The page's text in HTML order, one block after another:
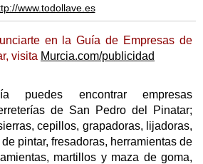
www.todollave.es
en la Guía de Empresas de
visita Murcia.com/publicidad
puedes encontrar empresas
de San Pedro del Pinatar;
cepillos, grapadoras, lijadoras,
pintar, fresadoras, herramientas de
martillos y maza de goma,